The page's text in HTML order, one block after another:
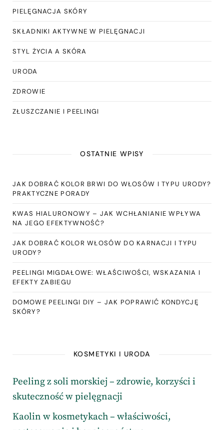
PIELĘGNACJA SKÓRY
SKŁADNIKI AKTYWNE W PIELĘGNACJI
STYL ŻYCIA A SKÓRA
URODA
ZDROWIE
ZŁUSZCZANIE I PEELINGI
OSTATNIE WPISY
JAK DOBRAĆ KOLOR BRWI DO WŁOSÓW I TYPU URODY?
PRAKTYCZNE PORADY
KWAS HIALURONOWY – JAK WCHŁANIANIE WPŁYWA
NA JEGO EFEKTYWNOŚĆ?
JAK DOBRAĆ KOLOR WŁOSÓW DO KARNACJI I TYPU
URODY?
PEELINGI MIGDAŁOWE: WŁAŚCIWOŚCI, WSKAZANIA I
EFEKTY ZABIEGU
DOMOWE PEELINGI DIY – JAK POPRAWIĆ KONDYCJĘ
SKÓRY?
KOSMETYKI I URODA
Peeling z soli morskiej – zdrowie, korzyści i
skuteczność w pielęgnacji
Kaolin w kosmetykach – właściwości,